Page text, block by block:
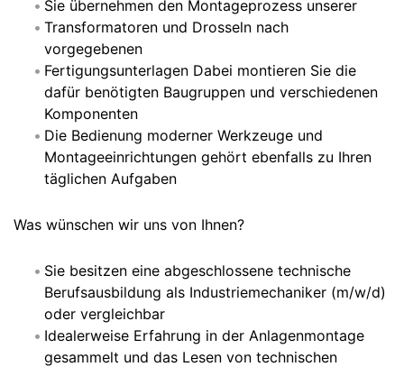
Sie übernehmen den Montageprozess unserer
Transformatoren und Drosseln nach
vorgegebenen
Fertigungsunterlagen Dabei montieren Sie die
dafür benötigten Baugruppen und verschiedenen
Komponenten
Die Bedienung moderner Werkzeuge und
Montageeinrichtungen gehört ebenfalls zu Ihren
täglichen Aufgaben
Was wünschen wir uns von Ihnen?
Sie besitzen eine abgeschlossene technische
Berufsausbildung als Industriemechaniker (m/w/d)
oder vergleichbar
Idealerweise Erfahrung in der Anlagenmontage
gesammelt und das Lesen von technischen